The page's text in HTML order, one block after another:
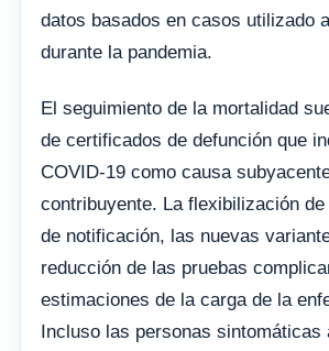
datos basados ​​en casos utilizado
durante la pandemia.
El seguimiento de la mortalidad
de certificados de defunción que
COVID-19 como causa
contribuyente. La flexibilización
de notificación, las nuevas
reducción de las pruebas
estimaciones de la carga de la
Incluso las personas sintomáticas